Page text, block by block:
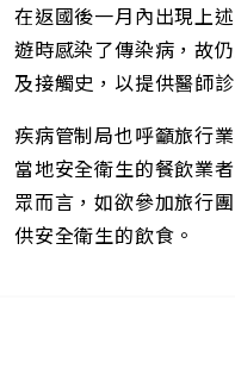
在返國後一月內出現上
遊時感染了傳染病，故
及接觸史，以提供醫師
疾病管制局也呼籲旅行
當地安全衛生的餐飲業
眾而言，如欲參加旅行
供安全衛生的飲食。